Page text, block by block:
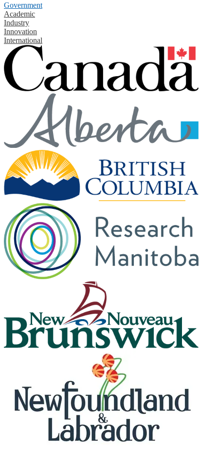
Government
Academic
Industry
Innovation
International